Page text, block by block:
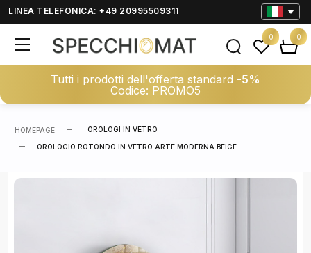
LINEA TELEFONICA: +49 20995509311
Tutti i prodotti dell'offerta standard -5%
Codice: PROMO5
0 0
HOMEPAGE OROLOGI IN VETRO
OROLOGIO ROTONDO IN VETRO ARTE MODERNA BEIGE